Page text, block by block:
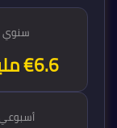
سنوي
€6.7 مليون
أسبوعي